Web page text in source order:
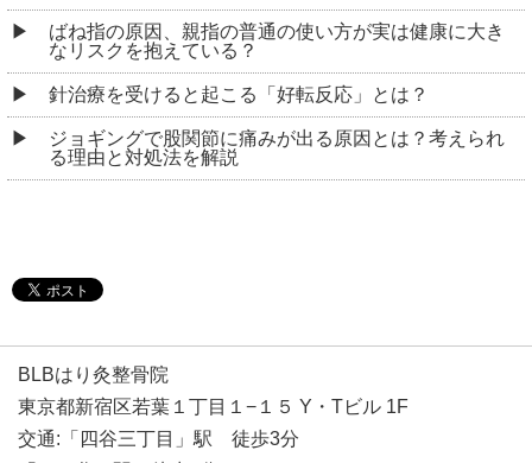
ばね指の原因、親指の普通の使い方が実は健康に大き
なリスクを抱えている？
針治療を受けると起こる「好転反応」とは？
ジョギングで股関節に痛みが出る原因とは？考えられ
る理由と対処法を解説
BLBはり灸整骨院
東京都新宿区若葉１丁目１−１５ Y・Tビル 1F
交通:「四谷三丁目」駅 徒歩3分